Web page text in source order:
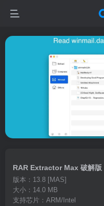
RAR Extractor Max 破解版
版本：13.8 [MAS]
大小：14.0 MB
支持芯片：ARM/Intel